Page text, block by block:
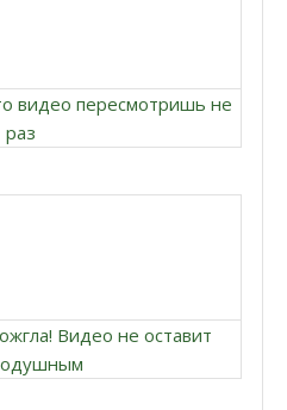
видео пересмотришь не
раз
Видео не оставит